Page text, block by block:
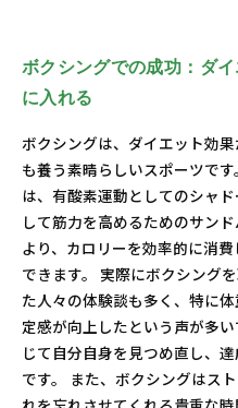
ボクシングでの成功：ダ
に入れる
ボクシングは、ダイエット効
も養う素晴らしいスポーツで
は、有酸素運動としてのシャ
して筋力を高めるためのサン
より、カロリーを効率的に消
できます。 実際にボクシング
た人々の体験談も多く、特に
定感が向上したという声が多
じて自分自身を見つめ直し、
です。 また、ボクシングはス